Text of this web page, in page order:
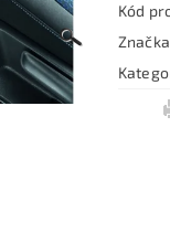
Kód
Značka